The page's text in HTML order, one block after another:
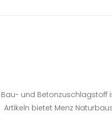
und
Artikeln bietet Menz